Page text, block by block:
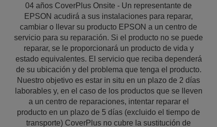
04 años CoverPlus Onsite - Un representante de
EPSON acudirá a sus instalaciones para reparar,
cambiar o llevar su producto EPSON a un centro de
servicio para su reparación. Si el producto no se puede
reparar, se le proporcionará un producto de vida y
estado equivalentes. El servicio que reciba dependerá
de su ubicación y del problema que tenga el producto.
Nuestro objetivo es estar in situ en un plazo de 2 días
laborables y, en el caso de los productos que se lleven
a un centro de reparaciones, intentar reparar el
producto en un plazo de 5 días (excluido el tiempo de
transporte) CoverPlus no cubre la sustitución de